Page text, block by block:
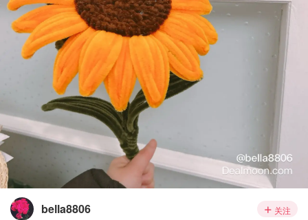
bella8806 关注